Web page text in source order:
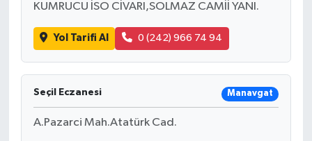
KUMRUCU İSO CİVARI,SOLMAZ CAMİİ YANI.
Yol Tarifi Al 0 (242) 966 74 94
Seçil Eczanesi Manavgat
A.Pazarci Mah.Atatürk Cad.